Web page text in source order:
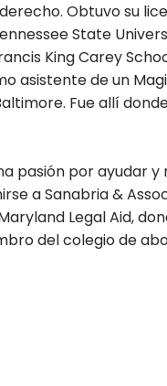
Obtuvo su
State
King Carey
asistente de un
Fue allí
pasión por ayudar
a Sanabria &
Legal Aid,
del colegio de